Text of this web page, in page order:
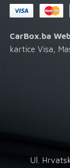
CarBox.ba
kartice Visa,
Ul.